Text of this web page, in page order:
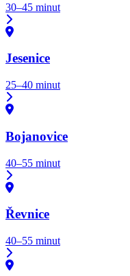
30–45 minut
Jesenice
25–40 minut
Bojanovice
40–55 minut
Řevnice
40–55 minut